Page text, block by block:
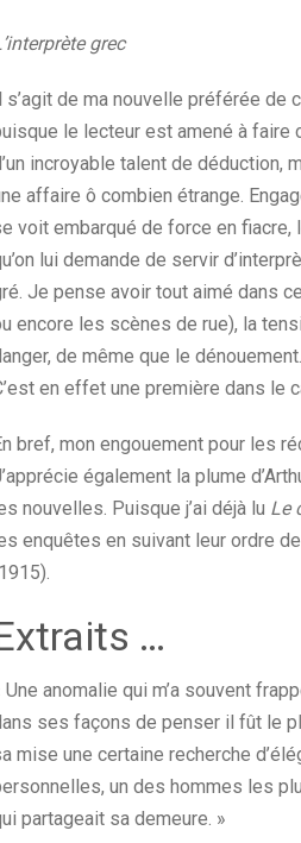
grec
s’agit de ma nouvelle préférée de
le lecteur est amené à faire
incroyable talent de déduction,
affaire ô combien étrange.
voit embarqué de force en fiacre,
lui demande de servir
Je pense avoir tout aimé dans
encore les scènes de rue), la
de même que le
en effet une première dans le
bref, mon engouement pour les
également la plume
nouvelles. Puisque j’ai déjà lu Le
enquêtes en suivant leur ordre
…
Une anomalie qui m’a souvent
ses façons de penser il fût le
mise une certaine recherche
un des hommes les
partageait sa demeure. »